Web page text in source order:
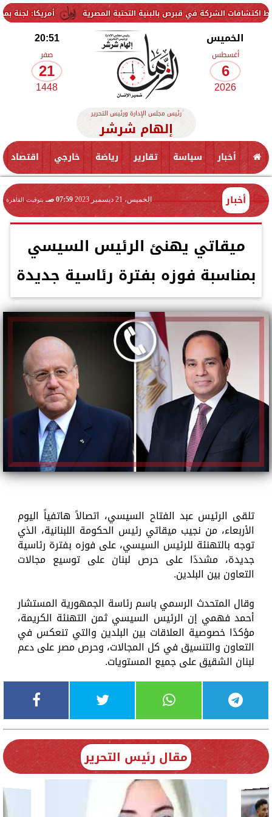
أمريكا: لجنة بمجلس في قبرص بالبنية التحتية المصرية
الخميس
أغسطس
6
2026
20:51
صفر
21
1448
رئيس مجلس الإدارة ورئيس التحرير
إلهام شرشر
أخبار سياسة تقارير رياضة خارجي اقتصاد
أخبار الخميس، 21 ديسمبر 2023 07:59 صـ بتوقيت القاهرة
ميقاتي يهنئ الرئيس السيسي
بمناسبة فوزه بفترة رئاسية جديدة
تلقى الرئيس عبد الفتاح السيسي، اتصالاً هاتفياً اليوم
الأربعاء، من نجيب ميقاتي رئيس الحكومة اللبنانية، الذي
توجه بالتهنئة للرئيس السيسي، على فوزه بفترة رئاسية
جديدة، مشددًا على حرص لبنان على توسيع مجالات
التعاون بين البلدين.
وقال المتحدث الرسمي باسم رئاسة الجمهورية المستشار
أحمد فهمي إن الرئيس السيسي ثمن التهنئة الكريمة،
مؤكدًا خصوصية العلاقات بين البلدين والتي تنعكس في
التعاون والتنسيق في كل المجالات، وحرص مصر على دعم
لبنان الشقيق على جميع المستويات.
مقال رئيس التحرير